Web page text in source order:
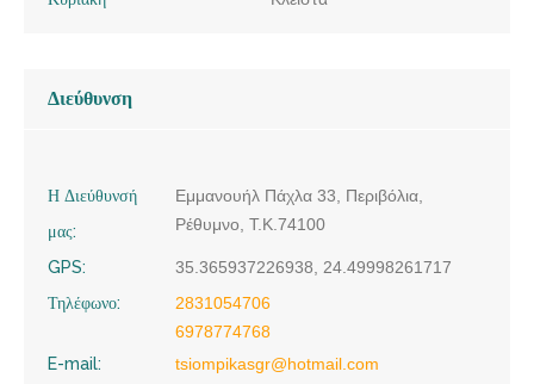
Διεύθυνση
Η Διεύθυνσή
μας:
Εμμανουήλ Πάχλα 33, Περιβόλια,
Ρέθυμνο, Τ.Κ.74100
GPS:
35.365937226938, 24.49998261717
Τηλέφωνο:
2831054706
6978774768
E-mail:
tsiompikasgr@hotmail.com